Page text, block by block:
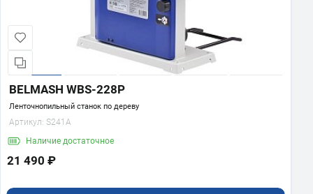
BELMASH WBS-228P
Ленточнопильный станок по дереву
Артикул: S241A
Наличие достаточное
21 490 ₽